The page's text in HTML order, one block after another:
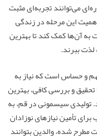
می‌توانند تجربه‌ای مثبت
این مرحله در زندگی
به آن‌ها کمک کند تا بهترین
لذت ببرند.
و حساس است که نیاز به
و بررسی کافی، بهترین
تولیدی سیسمونی در قم، به
تأمین نیازهای نوزادان
مطرح شده، والدین بتوانند